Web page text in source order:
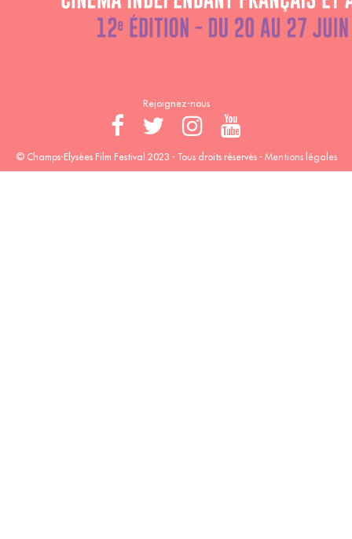
Rejoignez-nous
© Champs-Elysées Film Festival 2023 - Tous droits réservés - Mentions légales